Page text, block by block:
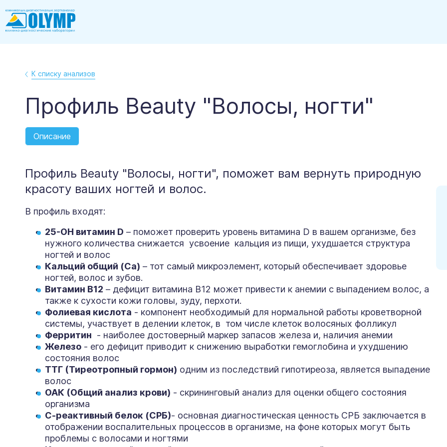
К списку анализов
Профиль Beauty "Волосы, ногти"
Описание
Профиль Beauty "Волосы, ногти", поможет вам вернуть природную
красоту ваших ногтей и волос.
В профиль входят:
25-OH витамин D – поможет проверить уровень витамина D в вашем организме, без
нужного количества снижается усвоение кальция из пищи, ухудшается структура
ногтей и волос
Кальций общий (Са) – тот самый микроэлемент, который обеспечивает здоровье
ногтей, волос и зубов.
Витамин В12 – дефицит витамина В12 может привести к анемии с выпадением волос, а
также к сухости кожи головы, зуду, перхоти.
Фолиевая кислота - компонент необходимый для нормальной работы кроветворной
системы, участвует в делении клеток, в том числе клеток волосяных фолликул
Ферритин - наиболее достоверный маркер запасов железа и, наличия анемии
Железо - его дефицит приводит к снижению выработки гемоглобина и ухудшению
состояния волос
ТТГ (Тиреотропный гормон) одним из последствий гипотиреоза, является выпадение
волос
ОАК (Общий анализ крови) - скрининговый анализ для оценки общего состояния
организма
С-реактивный белок (СРБ)- основная диагностическая ценность СРБ заключается в
отображении воспалительных процессов в организме, на фоне которых могут быть
проблемы с волосами и ногтями